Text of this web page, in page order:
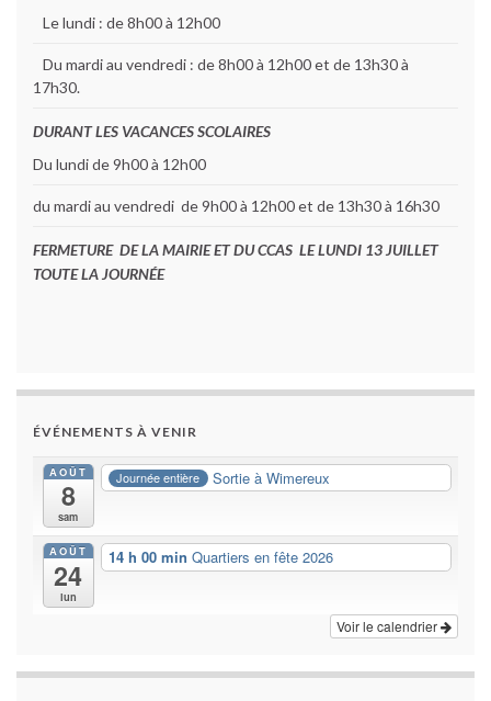
Le lundi : de 8h00 à 12h00
Du mardi au vendredi : de 8h00 à 12h00 et de 13h30 à
17h30.
DURANT LES VACANCES SCOLAIRES
Du lundi de 9h00 à 12h00
du mardi au vendredi de 9h00 à 12h00 et de 13h30 à 16h30
FERMETURE DE LA MAIRIE ET DU CCAS LE LUNDI 13 JUILLET
TOUTE LA JOURNÉE
ÉVÉNEMENTS À VENIR
AOÛT
8
sam
Journée entière Sortie à Wimereux
AOÛT
24
lun
14 h 00 min Quartiers en fête 2026
Voir le calendrier